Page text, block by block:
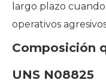
largo plazo
operativos
Composición
UNS N08825